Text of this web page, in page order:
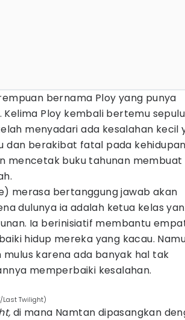
bernama Ploy yang punya
Ploy kembali bertemu
menyadari ada kesalahan kecil
dan berakibat fatal pada kehidupan
mencetak buku tahunan membuat
merasa bertanggung jawab akan
dulunya ia adalah ketua kelas
Ia berinisiatif membantu
hidup mereka yang kacau.
karena ada banyak hal tak
memperbaiki kesalahan.
Last Twilight)
di mana Namtan dipasangkan